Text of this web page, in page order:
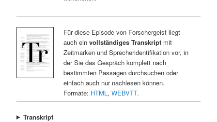
Für diese Episode von Forschergeist liegt
auch ein vollständiges Transkriptmit
Zeitmarken und Sprecheridentifikation vor, in
der Sie das Gespräch komplett nach
bestimmten Passagen durchsuchen oder
einfach auch nur nachlesen können.
Formate: HTML, WEBVTT.
Transkript